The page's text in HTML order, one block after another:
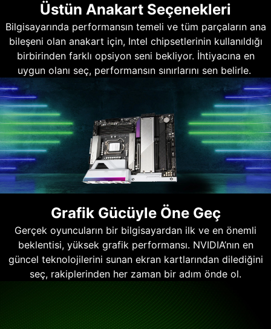
Üstün Anakart Seçenekleri
Bilgisayarında performansın temeli ve tüm parçaların ana
bileşeni olan anakart için, Intel chipsetlerinin kullanıldığı
birbirinden farklı opsiyon seni bekliyor. İhtiyacına en
uygun olanı seç, performansın sınırlarını sen belirle.
Grafik Gücüyle Öne Geç
Gerçek oyuncuların bir bilgisayardan ilk ve en önemli
beklentisi, yüksek grafik performansı. NVIDIA’nın en
güncel teknolojilerini sunan ekran kartlarından dilediğini
seç, rakiplerinden her zaman bir adım önde ol.